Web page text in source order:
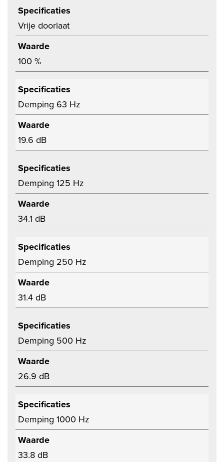
Specificaties
Vrije doorlaat
Waarde
100 %
Specificaties
Demping 63 Hz
Waarde
19.6 dB
Specificaties
Demping 125 Hz
Waarde
34.1 dB
Specificaties
Demping 250 Hz
Waarde
31.4 dB
Specificaties
Demping 500 Hz
Waarde
26.9 dB
Specificaties
Demping 1000 Hz
Waarde
33.8 dB